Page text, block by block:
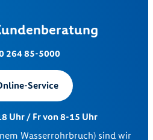
264 85-5000
Service
Uhr / Fr von 8-15 Uhr
Wasserrohrbruch) sind wir